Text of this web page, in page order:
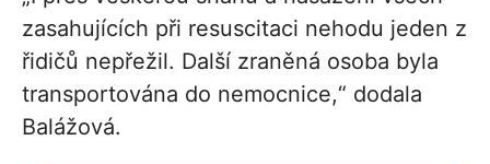
zasahujících při resuscitaci nehodu jeden z
řidičů nepřežil. Další zraněná osoba byla
transportována do nemocnice,“ dodala
Balážová.